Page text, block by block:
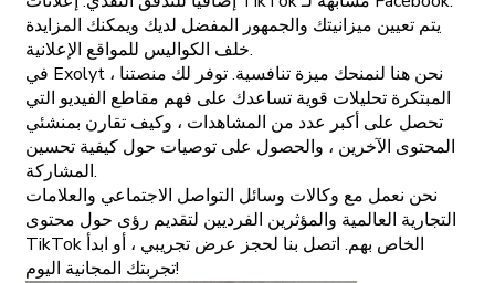
يتم تعيين ميزانيتك والجمهور المفضل لديك ويمكنك المزايدة
خلف الكواليس للمواقع الإعلانية.
في Exolyt ، نحن هنا لنمنحك ميزة تنافسية. توفر لك منصتنا
المبتكرة تحليلات قوية تساعدك على فهم مقاطع الفيديو التي
تحصل على أكبر عدد من المشاهدات ، وكيف تقارن بمنشئي
المحتوى الآخرين ، والحصول على توصيات حول كيفية تحسين
المشاركة.
نحن نعمل مع وكالات وسائل التواصل الاجتماعي والعلامات
التجارية العالمية والمؤثرين الفرديين لتقديم رؤى حول محتوى
TikTok الخاص بهم. اتصل بنا لحجز عرض تجريبي ، أو ابدأ
تجربتك المجانية اليوم!